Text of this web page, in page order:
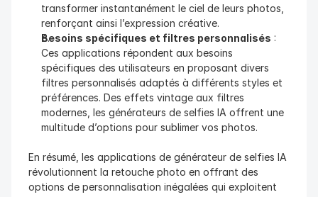
transformer instantanément le ciel de leurs photos,
renforçant ainsi l’expression créative.
Besoins spécifiques et filtres personnalisés :
Ces applications répondent aux besoins
spécifiques des utilisateurs en proposant divers
filtres personnalisés adaptés à différents styles et
préférences. Des effets vintage aux filtres
modernes, les générateurs de selfies IA offrent une
multitude d’options pour sublimer vos photos.
En résumé, les applications de générateur de selfies IA
révolutionnent la retouche photo en offrant des
options de personnalisation inégalées qui exploitent